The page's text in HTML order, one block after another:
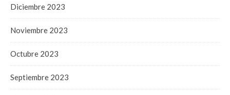
Diciembre 2023
Noviembre 2023
Octubre 2023
Septiembre 2023